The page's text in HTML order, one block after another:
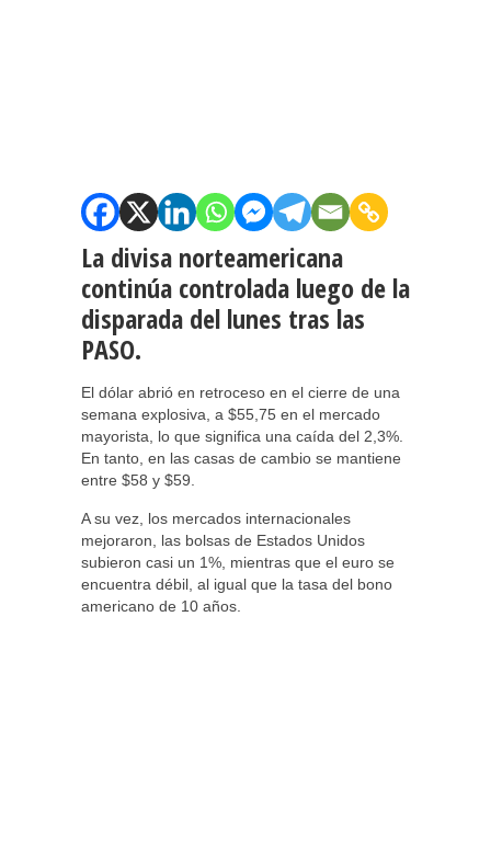
La divisa norteamericana
continúa controlada luego de la
disparada del lunes tras las
PASO.
El dólar abrió en retroceso en el cierre de una
semana explosiva, a $55,75 en el mercado
mayorista, lo que significa una caída del 2,3%.
En tanto, en las casas de cambio se mantiene
entre $58 y $59.
A su vez, los mercados internacionales
mejoraron, las bolsas de Estados Unidos
subieron casi un 1%, mientras que el euro se
encuentra débil, al igual que la tasa del bono
americano de 10 años.